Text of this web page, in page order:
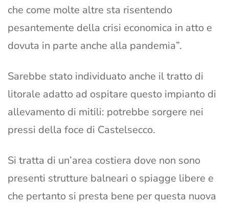
che come molte altre sta risentendo
pesantemente della crisi economica in atto e
dovuta in parte anche alla pandemia”.
Sarebbe stato individuato anche il tratto di
litorale adatto ad ospitare questo impianto di
allevamento di mitili: potrebbe sorgere nei
pressi della foce di Castelsecco.
Si tratta di un’area costiera dove non sono
presenti strutture balneari o spiagge libere e
che pertanto si presta bene per questa nuova